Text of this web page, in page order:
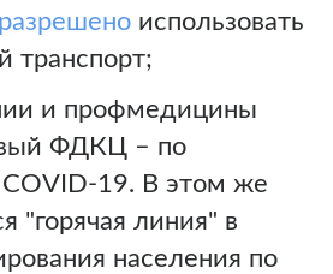
разрешено использовать
транспорт;
и профмедицины
ФДКЦ – по
COVID-19. В этом же
"горячая линия" в
населения по